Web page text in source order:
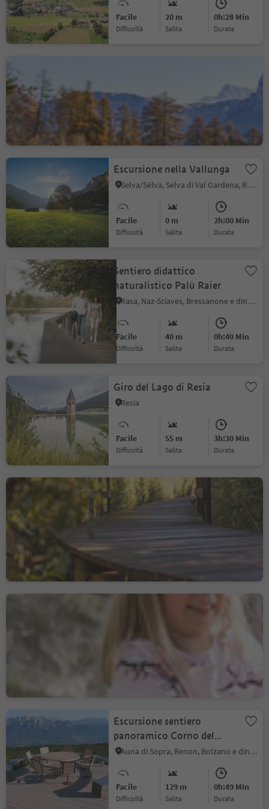
Facile
Difficoltà
20 m
Salita
0h:28 Min
durata
Facile
Difficoltà
123 m
Salita
1h:13 Min
Escursione nella Vallunga
Selva/Sëlva, Selva di Val Gardena, Regione dolomitica Val Gardena
Facile
Difficoltà
0 m
Salita
2h:00 Min
durata
Sentiero didattico
naturalistico Palù Raier
Rasa, Naz-Sciaves, Bressanone e dintorni
Facile
Difficoltà
40 m
Salita
0h:40 Min
durata
Giro del Lago di Resia
Resia
Facile
Difficoltà
55 m
Salita
3h:30 Min
durata
Escursione circolare al
Lago di Caldaro
Facile
Difficoltà
Sentiero didattico tra i
Rio Lagundo, Lagundo, Merano e dintorni
Facile 152 m
Salita
1h:00 Min
durata
Escursione sentiero
panoramico Corno del
Renon
Auna di Sopra, Renon, Bolzano e dintorni
Facile
Difficoltà
129 m
Salita
0h:49 Min
durata